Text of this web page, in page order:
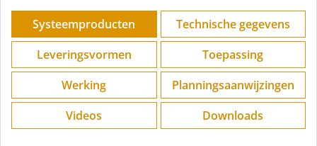
Systeemproducten
Technische gegevens
Leveringsvormen
Toepassing
Werking
Planningsaanwijzingen
Videos
Downloads